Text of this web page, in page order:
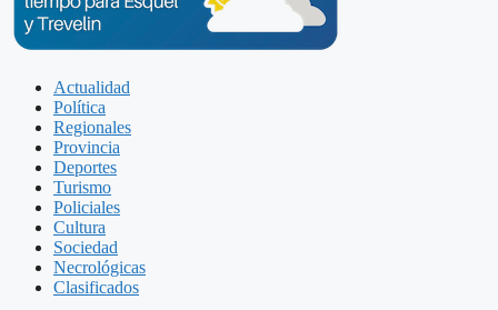
Actualidad
Política
Regionales
Provincia
Deportes
Turismo
Policiales
Cultura
Sociedad
Necrológicas
Clasificados